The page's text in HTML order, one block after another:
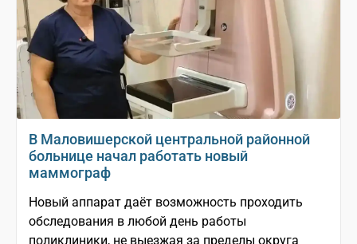
В Маловишерской центральной районной
больнице начал работать новый
маммограф
Новый аппарат даёт возможность проходить
обследования в любой день работы
поликлиники, не выезжая за пределы округа